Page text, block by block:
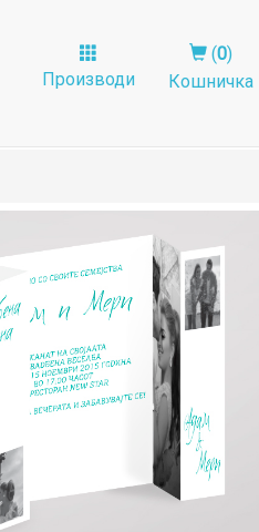
Производи
(0)
Кошничка